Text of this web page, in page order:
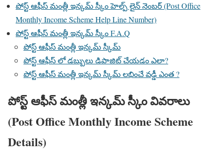
పోస్ట్ ఆఫీస్ మంత్లీ ఇన్కమ్ స్కీం హెల్ప్ లైన్ నెంబర్ (Post Office
Monthly Income Scheme Help Line Number)
పోస్ట్ ఆఫీస్ మంత్లీ ఇన్కమ్ స్కీం F.A.Q
పోస్ట్ ఆఫీస్ మంత్లీ ఇన్కమ్ స్కీమ్
పోస్ట్ ఆఫీస్ లో డబ్బులు డిపాజిట్ చేయడం ఎలా?
పోస్ట్ ఆఫీస్ మంత్లీ ఇన్కమ్ స్కీమ్ లభించే వడ్డీ ఎంత ?
పోస్ట్ ఆఫీస్ మంత్లీ ఇన్కమ్ స్కీం వివరాలు
(Post Office Monthly Income Scheme
Details)